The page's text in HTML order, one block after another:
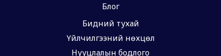
Блог
Бидний тухай
Үйлчилгээний нөхцөл
Нууцлалын бодлого